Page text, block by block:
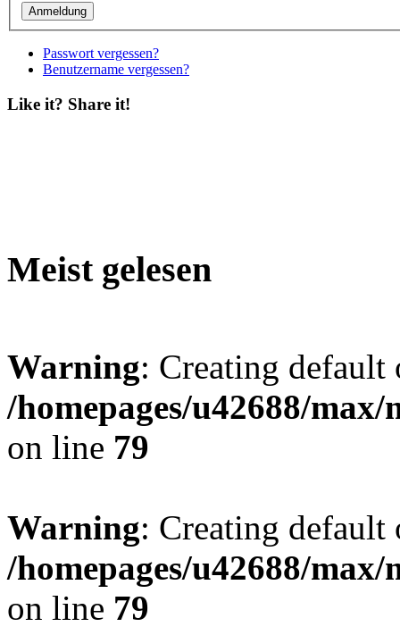
Passwort vergessen?
Benutzername vergessen?
Like it? Share it!
Meist gelesen
Warning: Creating
/homepages/u42688/
on line 79
Warning: Creating
/homepages/u42688/
on line 79